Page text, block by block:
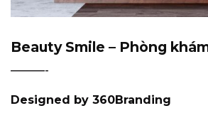
Beauty Smile – Phòng
———-
Designed by 360Branding